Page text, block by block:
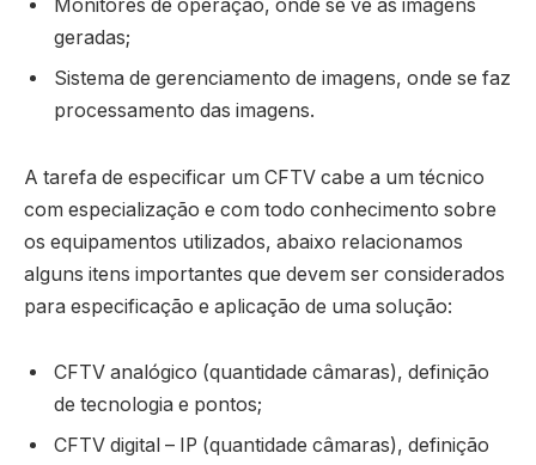
Monitores de operação, onde se vê as imagens
geradas;
Sistema de gerenciamento de imagens, onde se faz
processamento das imagens.
A tarefa de especificar um CFTV cabe a um técnico
com especialização e com todo conhecimento sobre
os equipamentos utilizados, abaixo relacionamos
alguns itens importantes que devem ser considerados
para especificação e aplicação de uma solução:
CFTV analógico (quantidade câmaras), definição
de tecnologia e pontos;
CFTV digital – IP (quantidade câmaras), definição